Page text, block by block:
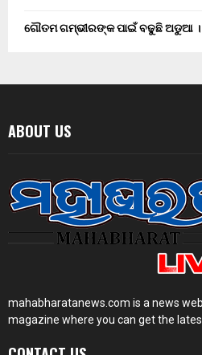
ଗୌତମ ଗମ୍ଭୀରଙ୍କ ପାଇଁ ବଢୁଛି ଅଡୁଆ ।
ABOUT US
mahabharatanews.com is a news
magazine where you can get the